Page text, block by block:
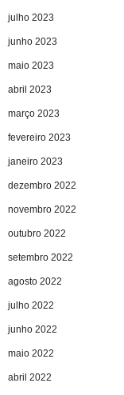
julho 2023
junho 2023
maio 2023
abril 2023
março 2023
fevereiro 2023
janeiro 2023
dezembro 2022
novembro 2022
outubro 2022
setembro 2022
agosto 2022
julho 2022
junho 2022
maio 2022
abril 2022